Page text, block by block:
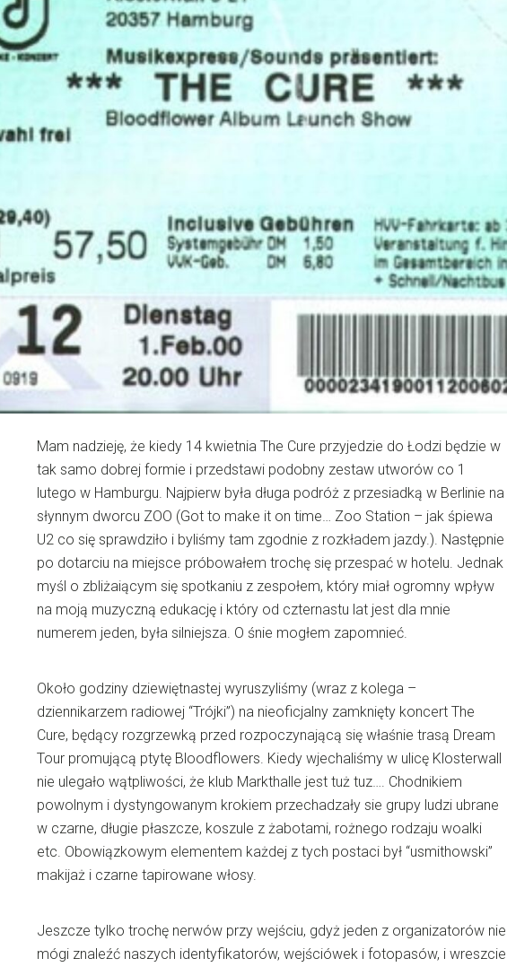
Mam nadzieję, że kiedy 14 kwietnia The Cure przyjedzie do Łodzi będzie w
tak samo dobrej formie i przedstawi podobny zestaw utworów co 1
lutego w Hamburgu. Najpierw była długa podróż z przesiadką w Berlinie na
słynnym dworcu ZOO (Got to make it on time… Zoo Station – jak śpiewa
U2 co się sprawdziło i byliśmy tam zgodnie z rozkładem jazdy.). Następnie
po dotarciu na miejsce próbowałem trochę się przespać w hotelu. Jednak
myśl o zbliżaiącym się spotkaniu z zespołem, który miał ogromny wpływ
na moją muzyczną edukację i który od czternastu lat jest dla mnie
numerem jeden, była silniejsza. O śnie mogłem zapomnieć.
Około godziny dziewiętnastej wyruszyliśmy (wraz z kolega –
dziennikarzem radiowej “Trójki”) na nieoficjalny zamknięty koncert The
Cure, będący rozgrzewką przed rozpoczynającą się właśnie trasą Dream
Tour promującą ptytę Bloodflowers. Kiedy wjechaliśmy w ulicę Klosterwall
nie ulegało wątpliwości, że klub Markthalle jest tuż tuz…. Chodnikiem
powolnym i dystyngowanym krokiem przechadzały sie grupy ludzi ubrane
w czarne, długie płaszcze, koszule z żabotami, rożnego rodzaju woalki
etc. Obowiązkowym elementem każdej z tych postaci był “usmithowski”
makijaż i czarne tapirowane włosy.
Jeszcze tylko trochę nerwów przy wejściu, gdyż jeden z organizatorów nie
mógi znaleźć naszych identyfikatorów, wejściówek i fotopasów, i wreszcie